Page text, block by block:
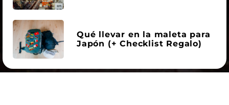
Qué llevar en la maleta para
Japón (+ Checklist Regalo)